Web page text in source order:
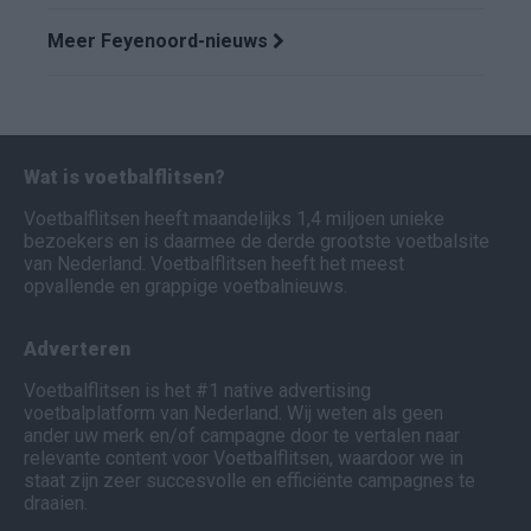
Meer Feyenoord-nieuws
Wat is voetbalflitsen?
Voetbalflitsen heeft maandelijks 1,4 miljoen unieke
bezoekers en is daarmee de derde grootste voetbalsite
van Nederland. Voetbalflitsen heeft het meest
opvallende en grappige voetbalnieuws.
Adverteren
Voetbalflitsen is het #1 native advertising
voetbalplatform van Nederland. Wij weten als geen
ander uw merk en/of campagne door te vertalen naar
relevante content voor Voetbalflitsen, waardoor we in
staat zijn zeer succesvolle en efficiënte campagnes te
draaien.